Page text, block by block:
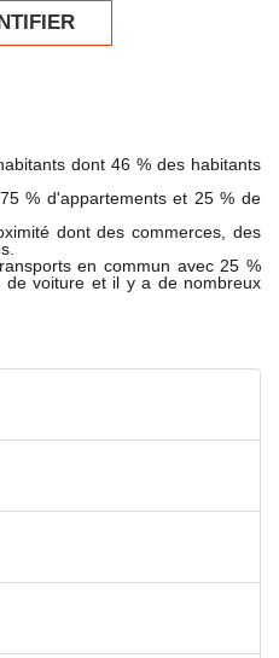
dont 46 % des habitants
% d'appartements et 25 % de
dont des commerces, des
en commun avec 25 %
voiture et il y a de nombreux